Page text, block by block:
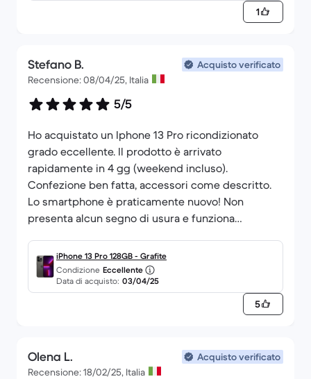
Acquisto super consigliato, sia per il prodotto che
1
Stefano B.
Acquisto verificato
Recensione: 08/04/25, Italia
5/5
Ho acquistato un Iphone 13 Pro ricondizionato
grado eccellente. Il prodotto è arrivato
rapidamente in 4 gg (weekend incluso).
Confezione ben fatta, accessori come descritto.
Lo smartphone è praticamente nuovo! Non
presenta alcun segno di usura e funziona
soddisfatto. Complimenti!
iPhone 13 Pro 128GB - Grafite
Condizione Eccellente
Data di acquisto: 03/04/25
5
Olena L.
Acquisto verificato
Recensione: 18/02/25, Italia